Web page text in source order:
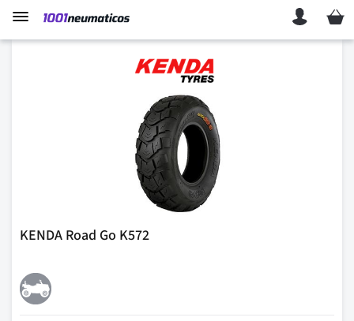
Mi
KENDA Road Go K572